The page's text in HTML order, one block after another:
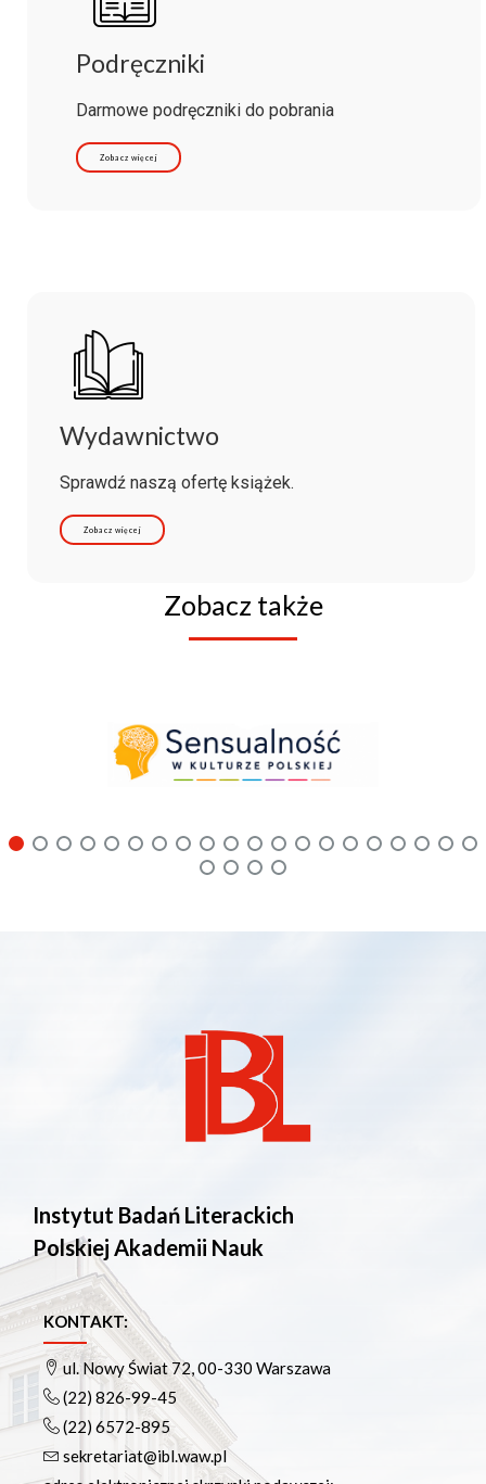
Podręczniki
Darmowe podręczniki do pobrania
Zobacz więcej
Wydawnictwo
Sprawdź naszą ofertę książek.
Zobacz więcej
Zobacz także
Instytut Badań Literackich
Polskiej Akademii Nauk
KONTAKT:
ul. Nowy Świat 72, 00-330 Warszawa
(22) 826-99-45
(22) 6572-895
sekretariat@ibl.waw.pl